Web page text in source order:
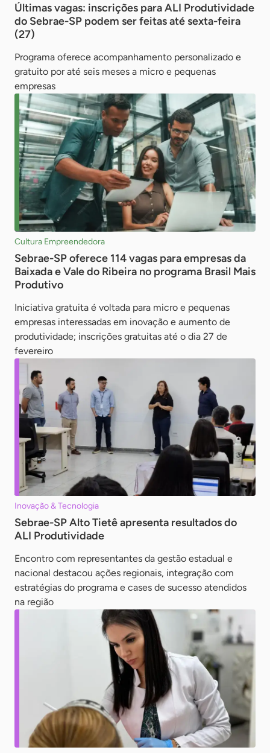
Últimas vagas: inscrições para ALI Produtividade
do Sebrae-SP podem ser feitas até sexta-feira
(27)
Programa oferece acompanhamento personalizado e
gratuito por até seis meses a micro e pequenas
empresas
Cultura Empreendedora
Sebrae-SP oferece 114 vagas para empresas da
Baixada e Vale do Ribeira no programa Brasil Mais
Produtivo
Iniciativa gratuita é voltada para micro e pequenas
empresas interessadas em inovação e aumento de
produtividade; inscrições gratuitas até o dia 27 de
fevereiro
Inovação & Tecnologia
Sebrae-SP Alto Tietê apresenta resultados do
ALI Produtividade
Encontro com representantes da gestão estadual e
nacional destacou ações regionais, integração com
estratégias do programa e cases de sucesso atendidos
na região